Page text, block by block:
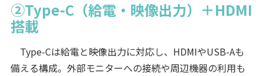
②Type-C（給電・映像出力）＋HDMI
搭載
Type-Cは給電と映像出力に対応し、HDMIやUSB-Aも
備える構成。外部モニターへの接続や周辺機器の利用も